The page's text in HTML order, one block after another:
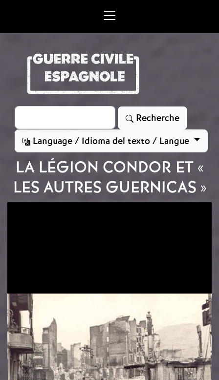
Rechercher
Recherche
Language / Idioma del texto / Langue
LA LÉGION CONDOR ET «
LES AUTRES GUERNICAS »